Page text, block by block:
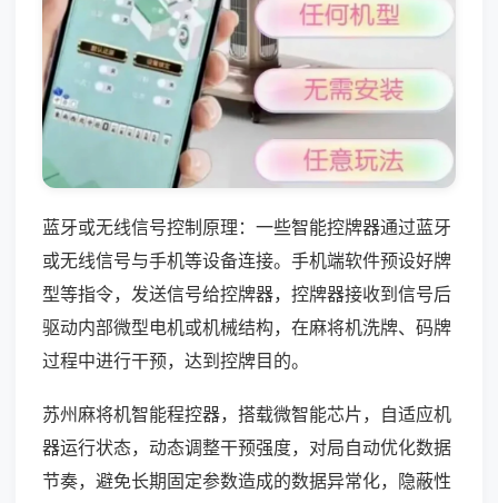
蓝牙或无线信号控制原理：一些智能控牌器通过蓝牙
或无线信号与手机等设备连接。手机端软件预设好牌
型等指令，发送信号给控牌器，控牌器接收到信号后
驱动内部微型电机或机械结构，在麻将机洗牌、码牌
过程中进行干预，达到控牌目的。
苏州麻将机智能程控器，搭载微智能芯片，自适应机
器运行状态，动态调整干预强度，对局自动优化数据
节奏，避免长期固定参数造成的数据异常化，隐蔽性